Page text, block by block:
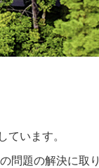
います。
問題の解決に取り